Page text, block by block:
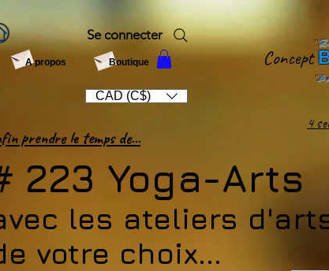
Se connecter
A propos Boutique
CAD (C$)
prendre le temps de...
Concept
''
''Le
4
223 Yoga-Arts
les ateliers
votre choix...